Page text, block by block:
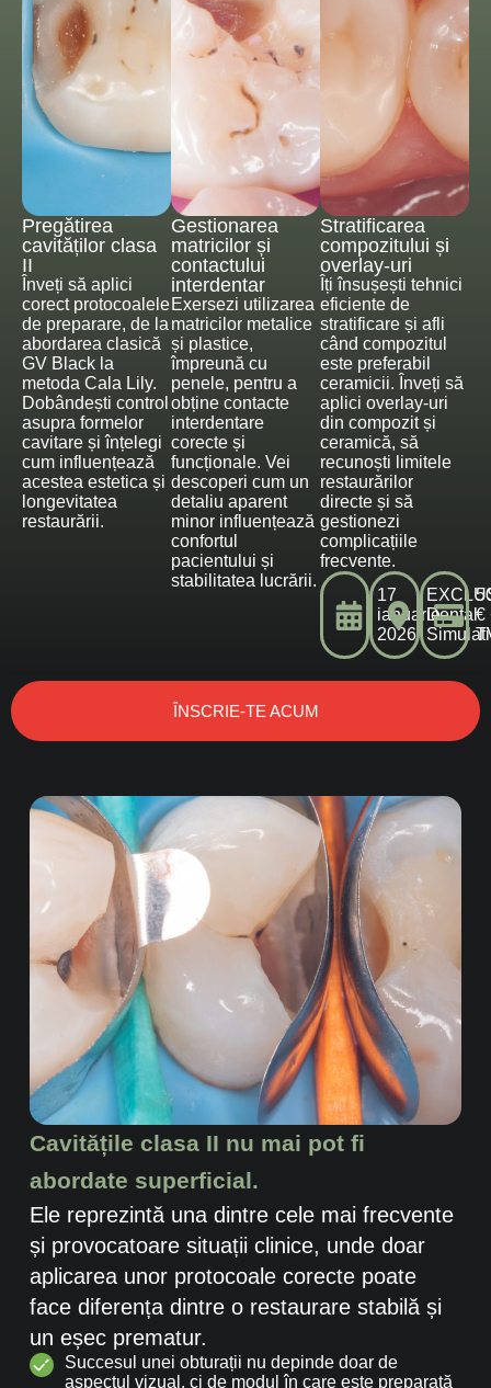
Pregătirea
cavităților clasa
II
Înveți să aplici
corect protocoalele
de preparare, de la
abordarea clasică
GV Black la
metoda Cala Lily.
Dobândești control
asupra formelor
cavitare și înțelegi
cum influențează
acestea estetica și
longevitatea
restaurării.
Gestionarea
matricilor și
contactului
interdentar
Exersezi utilizarea
matricilor metalice
și plastice,
împreună cu
penele, pentru a
obține contacte
interdentare
corecte și
funcționale. Vei
descoperi cum un
detaliu aparent
minor influențează
confortul
pacientului și
stabilitatea lucrării.
Stratificarea
compozitului și
overlay-uri
Îți însușești tehnici
eficiente de
stratificare și afli
când compozitul
este preferabil
ceramicii. Înveți să
aplici overlay-uri
din compozit și
ceramică, să
recunoști limitele
restaurărilor
directe și să
gestionezi
complicațiile
frecvente.
17
ianuarie
2026
Dental€
ÎNSCRIE-TE ACUM
Cavitățile clasa II nu mai pot fi
abordate superficial.
Ele reprezintă una dintre cele mai frecvente
și provocatoare situații clinice, unde doar
aplicarea unor protocoale corecte poate
face diferența dintre o restaurare stabilă și
un eșec prematur.
Succesul unei obturații nu depinde doar de
aspectul vizual, ci de modul în care este preparată